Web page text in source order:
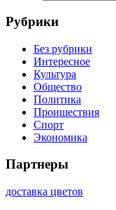
Рубрики
Без рубрики
Интересное
Культура
Общество
Политика
Проишествия
Спорт
Экономика
Партнеры
доставка цветов